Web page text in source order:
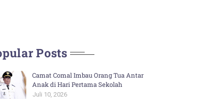
Posts
Camat Comal Imbau Orang Tua Antar
Anak di Hari Pertama Sekolah
Juli 10, 2026